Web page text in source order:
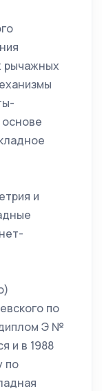
рычажных
и
по
Э №
и в 1988
по